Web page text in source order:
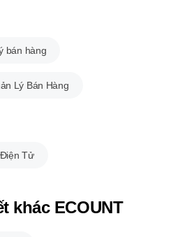
bán hàng
Lý Bán Hàng
Tử
khác ECOUNT